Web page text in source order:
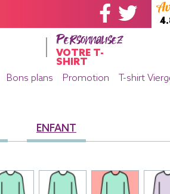
Personnalisez
VOTRE T-
SHIRT
Bons plans Promotion T-shirt
ENFANT